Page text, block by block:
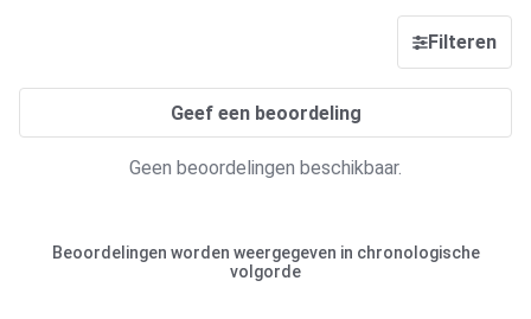
Filteren
Geef een beoordeling
Geen beoordelingen beschikbaar.
Beoordelingen worden weergegeven in chronologische
volgorde